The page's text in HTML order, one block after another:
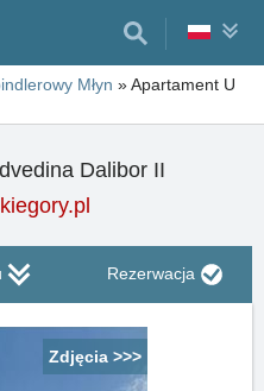
Młyn »Apartament U
Dalibor II
Rezerwacja
Zdjęcia >>>